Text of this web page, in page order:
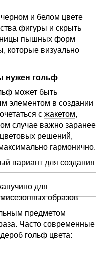
и белом цвете
фигуры и скрыть
пышных форм
которые визуально
нужен гольф
может быть
элементом в создании
с жакетом,
случае важно заранее
решений,
гармонично.
предметом
Часто современные
гольф цвета: